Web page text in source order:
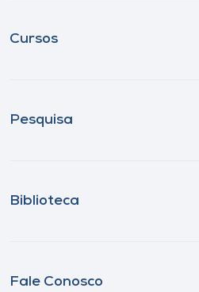
Cursos
Pesquisa
Biblioteca
Fale Conosco